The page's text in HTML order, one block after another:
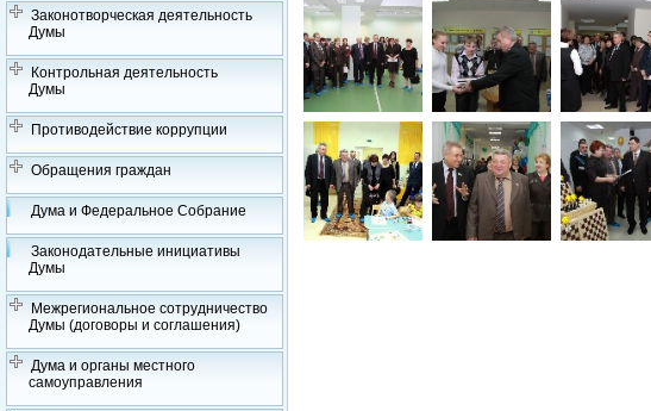
Законотворческая деятельность
Думы
Контрольная деятельность
Думы
Противодействие коррупции
Обращения граждан
Дума и Федеральное Собрание
Законодательные инициативы
Думы
Межрегиональное сотрудничество
Думы (договоры и соглашения)
Дума и органы местного
самоуправления